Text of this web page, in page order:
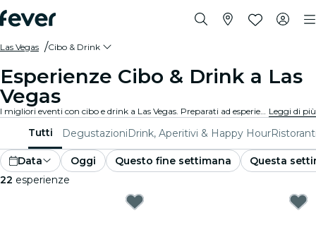
Las Vegas Cibo & Drink
Esperienze Cibo & Drink a Las
Vegas
I migliori eventi con cibo e drink a Las Vegas. Preparati ad esperienze gourmet irresistibili che soddisfano tutti i gusti. Leggi di più
Tutti DegustazioniDrink, Aperitivi & Happy Hour
Data Oggi Questo fine settimana
Questa
22 esperienze